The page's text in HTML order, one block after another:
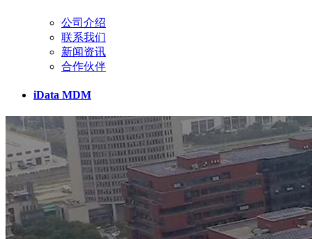
公司介绍
联系我们
新闻资讯
合作伙伴
iData MDM